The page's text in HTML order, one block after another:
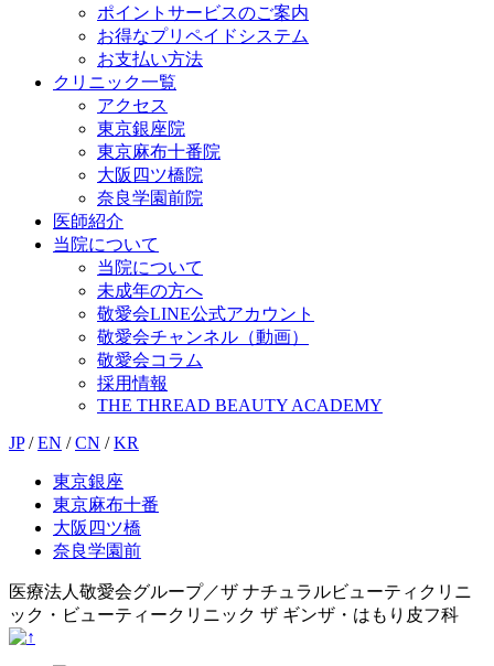
ポイントサービスのご案内
お得なプリペイドシステム
お支払い方法
クリニック一覧
アクセス
東京銀座院
東京麻布十番院
大阪四ツ橋院
奈良学園前院
医師紹介
当院について
当院について
未成年の方へ
敬愛会LINE公式アカウント
敬愛会チャンネル（動画）
敬愛会コラム
採用情報
THE THREAD BEAUTY ACADEMY
JP / EN / CN / KR
東京銀座
東京麻布十番
大阪四ツ橋
奈良学園前
医療法人敬愛会グループ／ザ ナチュラルビューティクリニ
ック・ビューティークリニック ザ ギンザ・はもり皮フ科